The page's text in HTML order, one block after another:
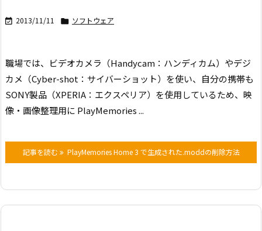
 2013/11/11  ソフトウェア
職場では、ビデオカメラ（Handycam：ハンディカム）やデジ
カメ（Cyber-shot：サイバーショット）を使い、自分の携帯も
SONY製品（XPERIA：エクスペリア）を使用しているため、映
像・画像整理用に PlayMemories ...
記事を読む PlayMemories Home 3 で生成された.moddの削除方法